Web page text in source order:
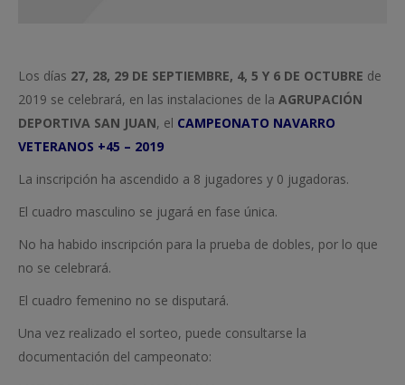
Los días 27, 28, 29 DE SEPTIEMBRE, 4, 5 Y 6 DE OCTUBRE de
2019 se celebrará, en las instalaciones de la AGRUPACIÓN
DEPORTIVA SAN JUAN, el CAMPEONATO NAVARRO
VETERANOS +45 – 2019
La inscripción ha ascendido a 8 jugadores y 0 jugadoras.
El cuadro masculino se jugará en fase única.
No ha habido inscripción para la prueba de dobles, por lo que
no se celebrará.
El cuadro femenino no se disputará.
Una vez realizado el sorteo, puede consultarse la
documentación del campeonato: